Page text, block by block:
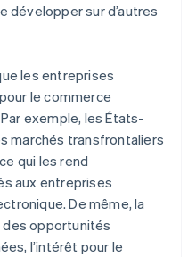
développer sur d’autres
les entreprises
le commerce
exemple, les États-
marchés transfrontaliers
qui les rend
aux entreprises
De même, la
opportunités
l’intérêt pour le